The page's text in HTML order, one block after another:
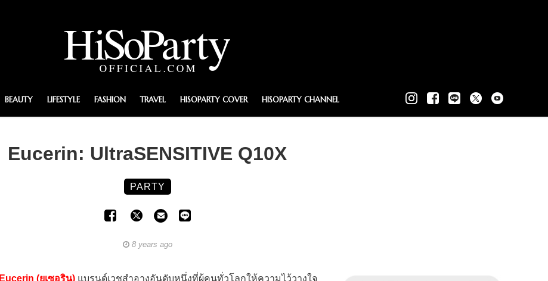
BEAUTY LIFESTYLE FASHION TRAVEL HISOPARTY COVER HISOPARTY CHANNEL
Eucerin: UltraSENSITIVE Q10X
PARTY
8 years ago
Eucerin (ยูเซอริน) แบรนด์เวชสำอางอันดับหนึ่งที่ผู้คนทั่วโลกให้ความไว้วางใจ